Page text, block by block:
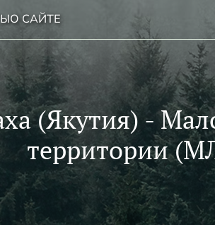
О САЙТЕ
(Якутия) -
территории